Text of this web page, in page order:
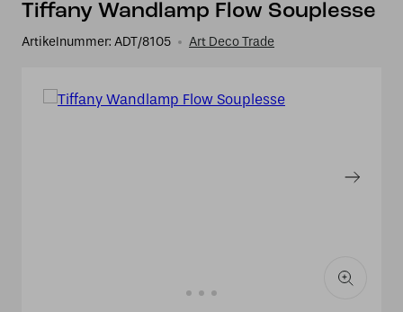
Tiffany Wandlamp Flow Souplesse
Artikelnummer: ADT/8105 Art Deco Trade